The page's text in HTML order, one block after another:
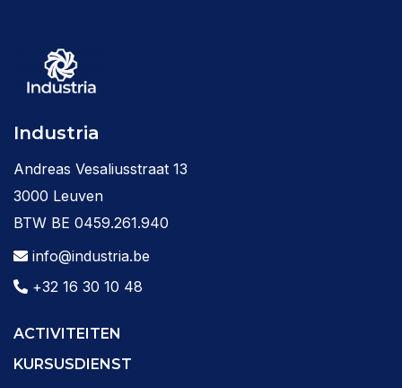
Industria
Andreas Vesaliusstraat 13
3000 Leuven
BTW BE 0459.261.940
info@industria.be
+32 16 30 10 48
ACTIVITEITEN
KURSUSDIENST